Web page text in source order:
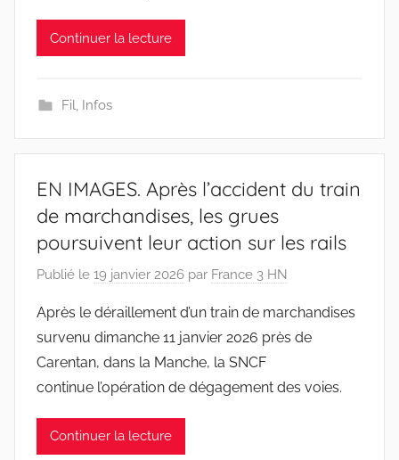
Continuer la lecture
Fil, Infos
EN IMAGES. Après l’accident du train
de marchandises, les grues
poursuivent leur action sur les rails
Publié le 19 janvier 2026 par France 3 HN
Après le déraillement d’un train de marchandises
survenu dimanche 11 janvier 2026 près de
Carentan, dans la Manche, la SNCF
continue l’opération de dégagement des voies.
Continuer la lecture